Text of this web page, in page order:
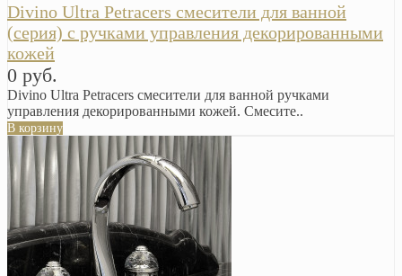
Divino Ultra Petracers смесители для ванной
(серия) с ручками управления декорированными
кожей
0 руб.
Divino Ultra Petracers смесители для ванной ручками
управления декорированными кожей. Смесите..
В корзину